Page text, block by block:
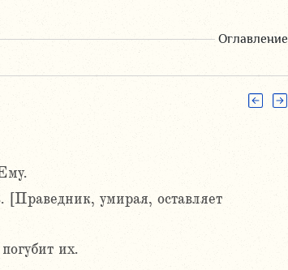
Оглавление
умирая, оставляет
их.